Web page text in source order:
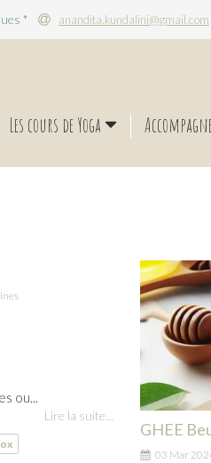
* anandita.kundalini@gmail.com
Les cours de Yoga
ou...
Lire la suite...
GHEE
03 Mar